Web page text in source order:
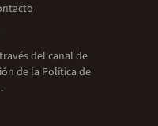
del canal de
de la Política de